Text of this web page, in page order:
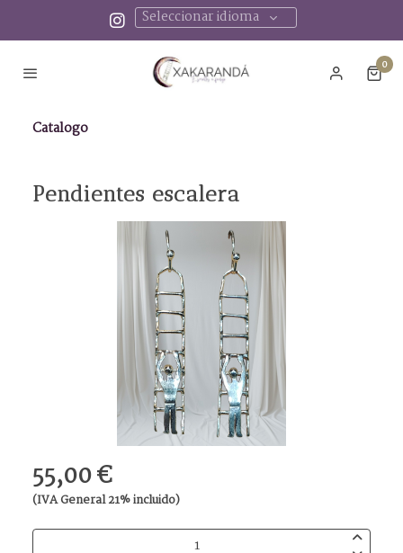
Seleccionar idioma
0
Catalogo
Pendientes escalera
55,00 €
(IVA General 21% incluido)